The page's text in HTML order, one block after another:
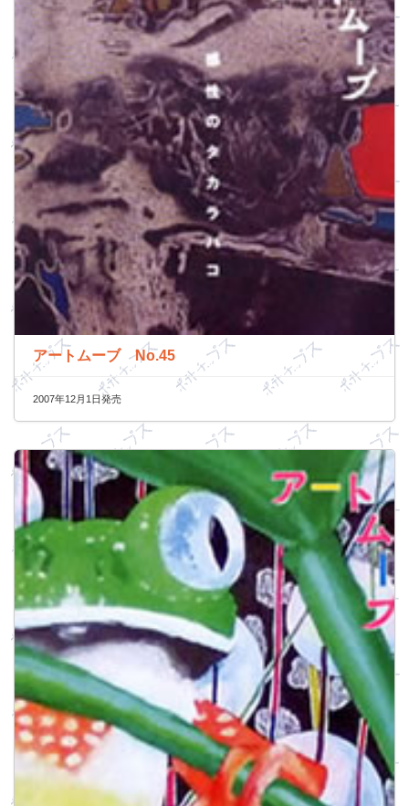
アートムーブ No.45
2007年12月1日発売